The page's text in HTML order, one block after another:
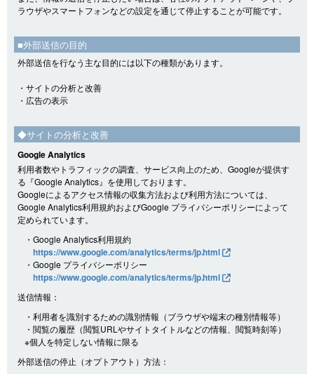
ラウザやスマートフォンなどの設定を通じて停止することが可能です。
■外部送信の目的
外部送信を行なう主な目的には以下の種類があります。
・サイトの分析と改善
・広告の表示
◆サイトの分析と改善
Google Analytics
利用者数やトラフィックの調査、サービス向上のため、Googleが提供す
る『Google Analytics』を使用しております。
Googleによるアクセス情報の収集方法および利用方法については、
Google Analytics利用規約およびGoogle プライバシーポリシーによって
定められています。
・Google Analytics利用規約
https://www.google.com/analytics/terms/jp.html
・Google プライバシーポリシー
https://www.google.com/analytics/terms/jp.html
送信情報：
・利用者を識別するための識別情報（ブラウザや端末の種別情報等）
・閲覧の履歴（閲覧URLやサイトタイトルなどの情報、閲覧時刻等）
※個人を特定しない情報に限る
外部送信の停止（オプトアウト）方法：